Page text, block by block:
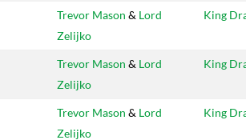
Trevor Mason & Lord
Zelijko
King
Trevor Mason & Lord
Zelijko
King
Trevor Mason & Lord
Zelijko
King